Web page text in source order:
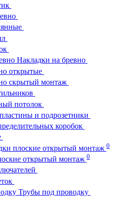
Накладки на бревно
открытые
скрытый монтаж
потолок
и подрозетники
коробок
плоские открытый монтаж 0
открытый монтаж 0
Трубы под проводку